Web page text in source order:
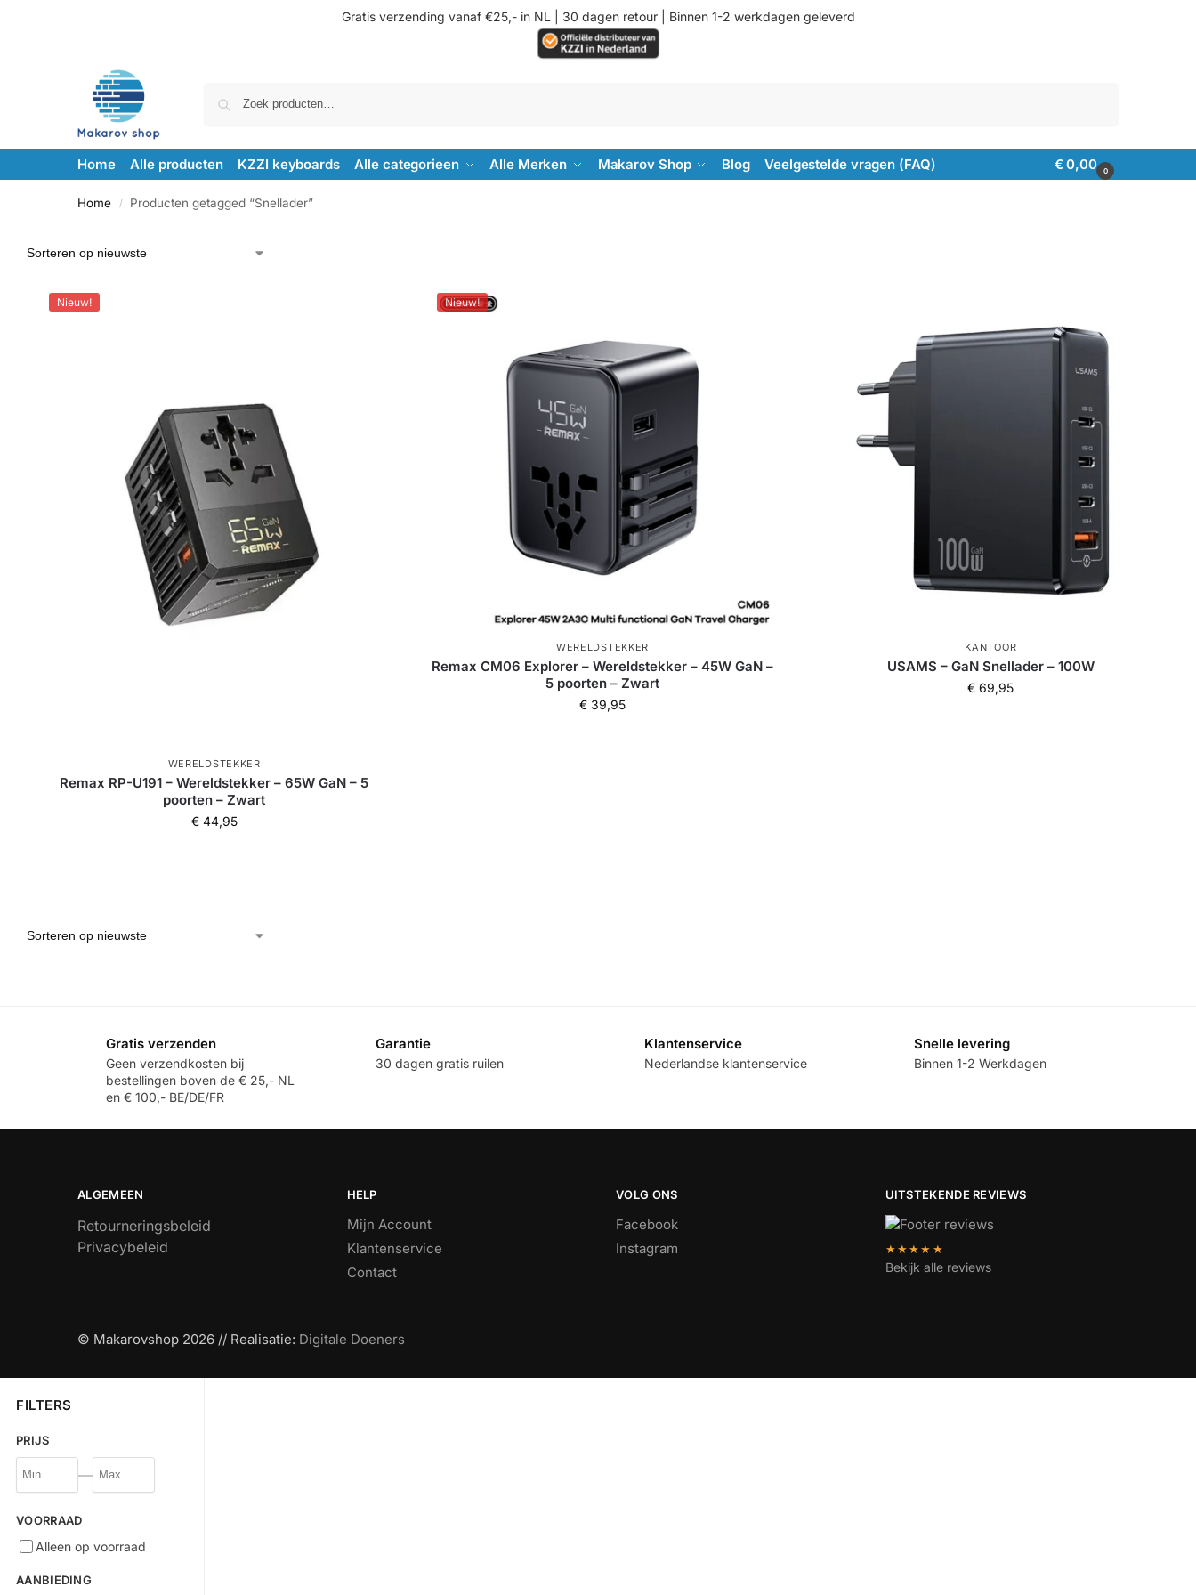
Gratis verzending vanaf €25,- in NL | 30 dagen retour | Binnen 1-2 werkdagen geleverd
Home Alle producten KZZI keyboards Alle categorieen Alle Merken Makarov Shop Blog Veelgestelde vragen (FAQ) €0,00 0
Home / Producten getagged “Snellader”
Nieuw!
WERELDSTEKKER
Remax RP-U191 – Wereldstekker – 65W GaN – 5
poorten – Zwart
€44,95
Nieuw!
WERELDSTEKKER
Remax CM06 Explorer – Wereldstekker – 45W GaN –
5 poorten – Zwart
€39,95
KANTOOR
USAMS – GaN Snellader – 100W
€ 69,95
Gratis verzenden
Geen verzendkosten bij
bestellingen boven de € 25,- NL
en € 100,- BE/DE/FR
Garantie
30 dagen gratis ruilen
Klantenservice
Nederlandse klantenservice
Snelle levering
Binnen 1-2 Werkdagen
ALGEMEEN
Retourneringsbeleid
Privacybeleid
HELP
Mijn Account
Klantenservice
Contact
VOLG ONS
Facebook
Instagram
UITSTEKENDE REVIEWS
★★★★★
Bekijk alle reviews
© Makarovshop 2026 // Realisatie: Digitale Doeners
FILTERS
PRIJS
—
VOORRAAD
Alleen op voorraad
AANBIEDING